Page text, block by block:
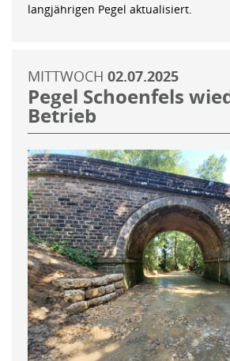
langjährigen Pegel aktualisiert.
MITTWOCH 02.07.2025
Pegel Schoenfels
Betrieb